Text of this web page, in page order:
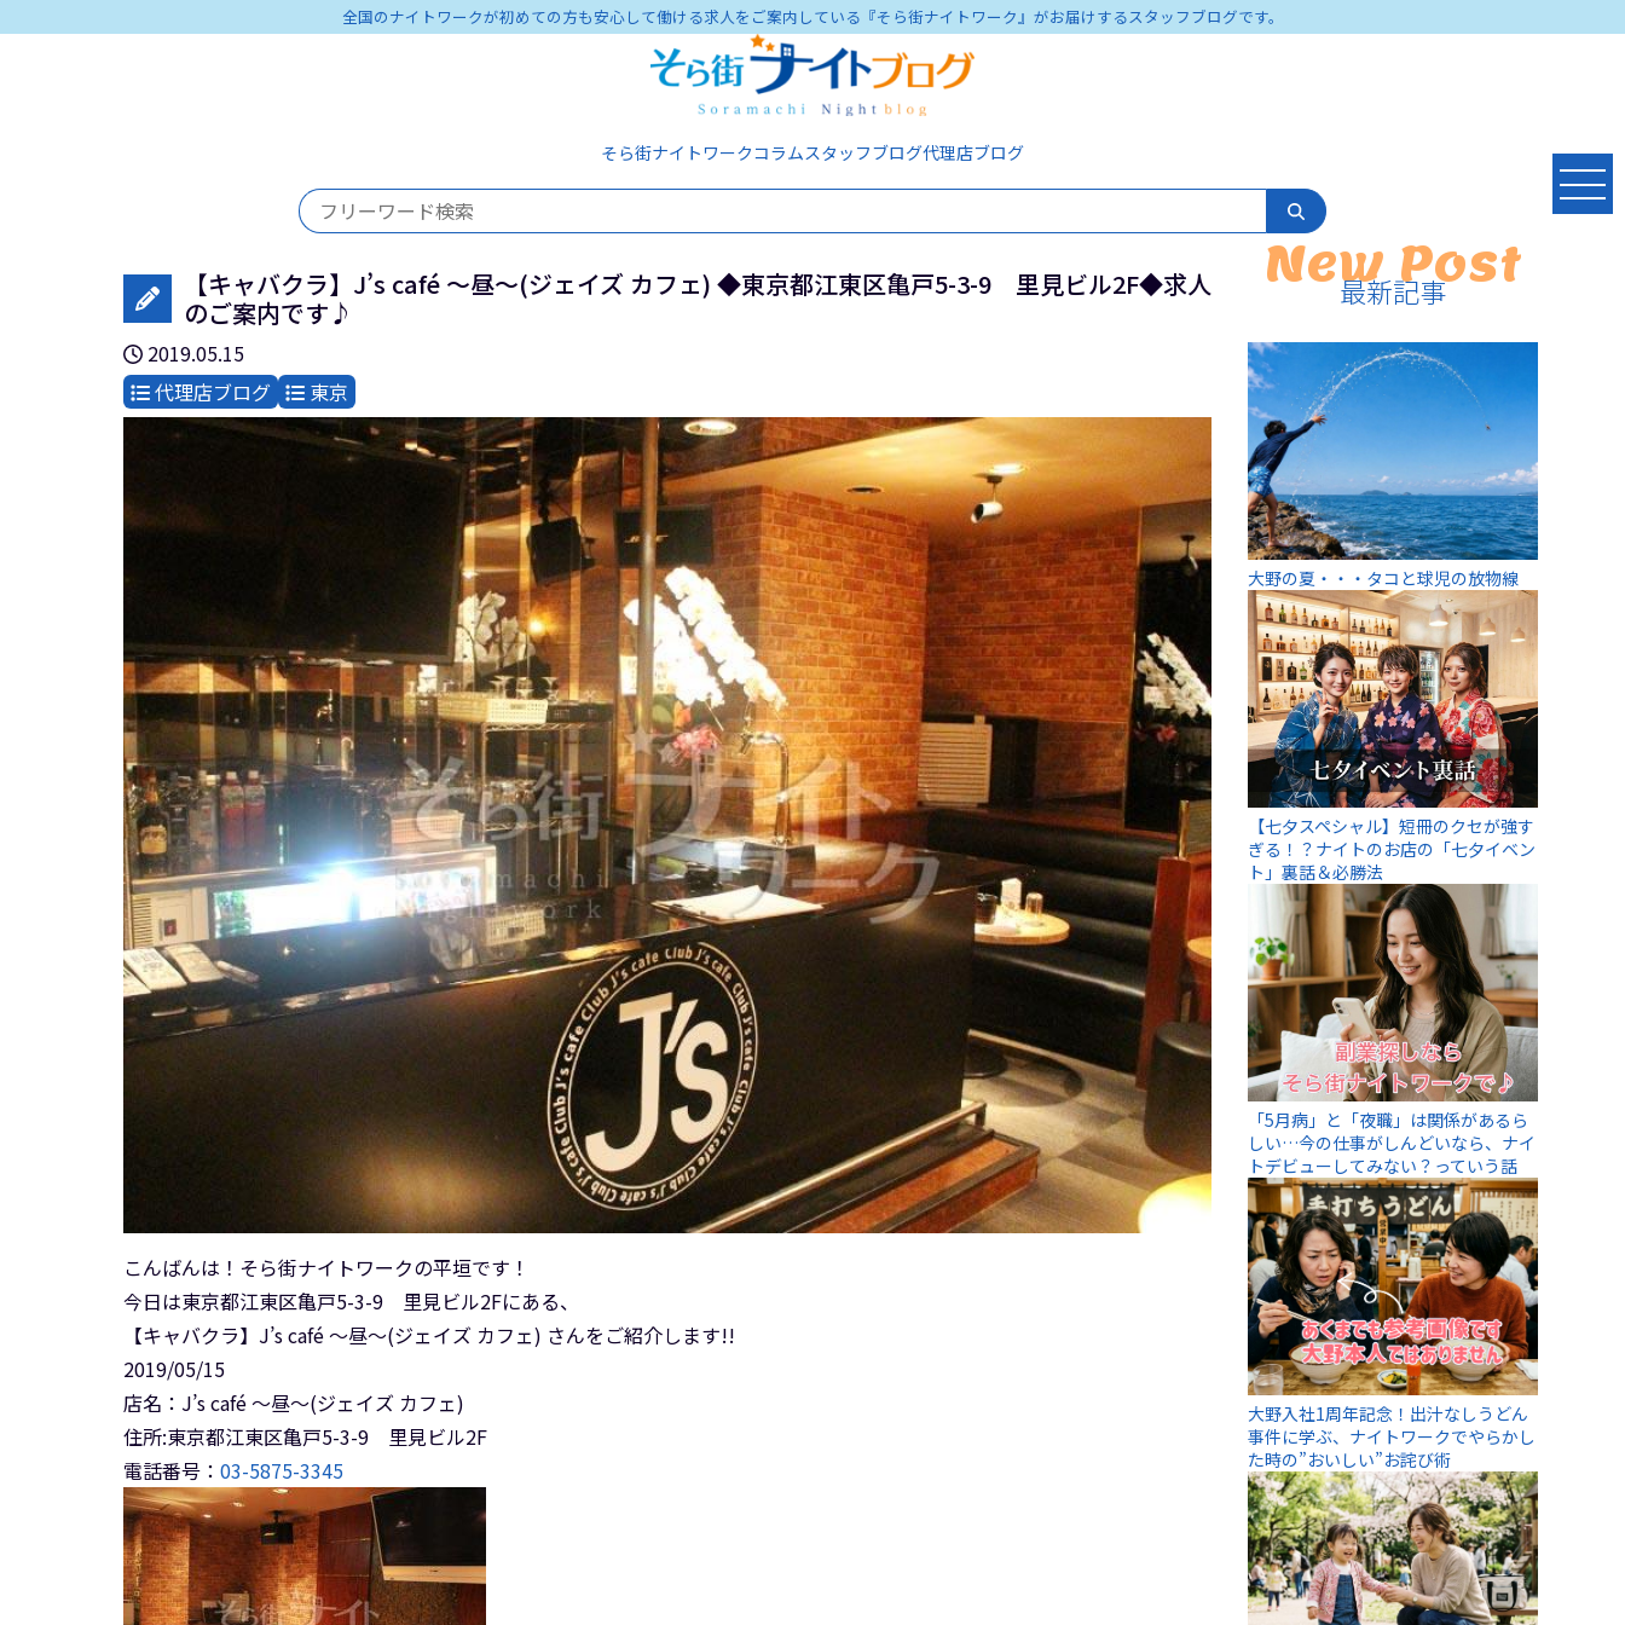
全国のナイトワークが初めての方も安心して働ける求人をご案内している『そら街ナイトワーク』がお届けするスタッフブログです。
そら街ナイトワークコラムスタッフブログ代理店ブログ
【キャバクラ】J’s café ～昼～(ジェイズ カフェ) ◆東京都江東区亀戸5-3-9 里見ビル2F◆求人
のご案内です♪
2019.05.15
代理店ブログ
東京
こんばんは！そら街ナイトワークの平垣です！
今日は東京都江東区亀戸5-3-9 里見ビル2Fにある、
【キャバクラ】J’s café ～昼～(ジェイズ カフェ) さんをご紹介します!!
2019/05/15
店名：J’s café ～昼～(ジェイズ カフェ)
住所:東京都江東区亀戸5-3-9 里見ビル2F
電話番号： 03-5875-3345
New Post
最新記事
大野の夏・・・タコと球児の放物線
【七夕スペシャル】短冊のクセが強す
ぎる！？ナイトのお店の「七夕イベン
ト」裏話＆必勝法
「5月病」と「夜職」は関係があるら
しい…今の仕事がしんどいなら、ナイ
トデビューしてみない？っていう話
大野入社1周年記念！出汁なしうどん
事件に学ぶ、ナイトワークでやらかし
た時の”おいしい”お詫び術